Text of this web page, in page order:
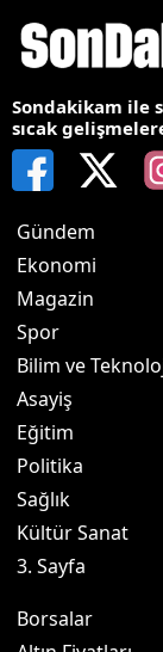
Sondakikam ile
sıcak
Gündem
Ekonomi
Magazin
Spor
Bilim ve
Asayiş
Eğitim
Politika
Sağlık
Kültür Sanat
3. Sayfa
Borsalar